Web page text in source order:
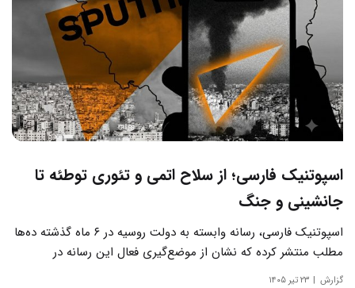
اسپوتنیک فارسی؛ از سلاح اتمی و تئوری توطئه تا
جانشینی و جنگ
اسپوتنیک فارسی، رسانه وابسته به دولت روسیه در ۶ ماه گذشته ده‌ها
مطلب منتشر کرده که نشان از موضع‌گیری فعال این رسانه‌ در
حساس‌ترین مسائل چالش‌های داخلی ایران دارد.
گزارش ۲۳ تیر ۱۴۰۵